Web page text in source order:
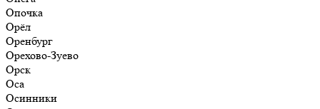
Опочка
Орёл
Оренбург
Орехово-Зуево
Орск
Оса
Осинники